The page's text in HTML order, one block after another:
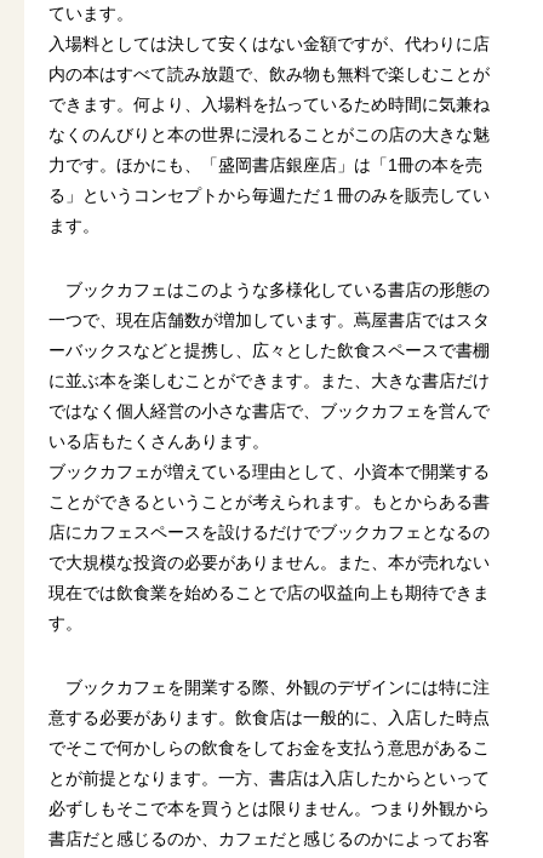
ています。
入場料としては決して安くはない金額ですが、代わりに店
内の本はすべて読み放題で、飲み物も無料で楽しむことが
できます。何より、入場料を払っているため時間に気兼ね
なくのんびりと本の世界に浸れることがこの店の大きな魅
力です。ほかにも、「盛岡書店銀座店」は「1冊の本を売
る」というコンセプトから毎週ただ１冊のみを販売してい
ます。
ブックカフェはこのような多様化している書店の形態の
一つで、現在店舗数が増加しています。蔦屋書店ではスタ
ーバックスなどと提携し、広々とした飲食スペースで書棚
に並ぶ本を楽しむことができます。また、大きな書店だけ
ではなく個人経営の小さな書店で、ブックカフェを営んで
いる店もたくさんあります。
ブックカフェが増えている理由として、小資本で開業する
ことができるということが考えられます。もとからある書
店にカフェスペースを設けるだけでブックカフェとなるの
で大規模な投資の必要がありません。また、本が売れない
現在では飲食業を始めることで店の収益向上も期待できま
す。
ブックカフェを開業する際、外観のデザインには特に注
意する必要があります。飲食店は一般的に、入店した時点
でそこで何かしらの飲食をしてお金を支払う意思があるこ
とが前提となります。一方、書店は入店したからといって
必ずしもそこで本を買うとは限りません。つまり外観から
書店だと感じるのか、カフェだと感じるのかによってお客